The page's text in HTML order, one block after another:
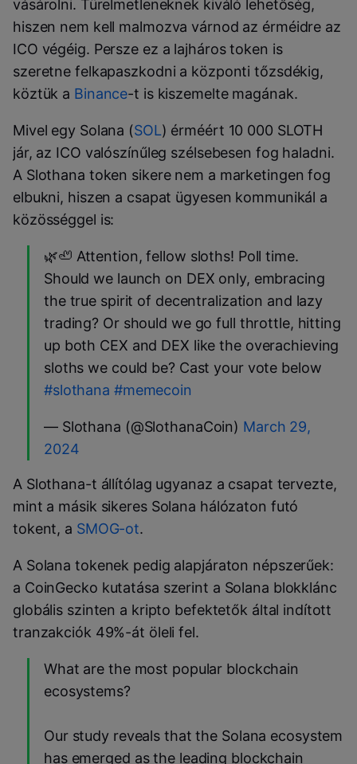
vásárolni. Türelmetleneknek kiváló lehetőség,
hiszen nem kell malmozva várnod az érméidre az
ICO végéig. Persze ez a lajháros token is
szeretne felkapaszkodni a központi tőzsdékig,
köztük a Binance-t is kiszemelte magának.
Mivel egy Solana (SOL) érméért 10 000 SLOTH
jár, az ICO valószínűleg szélsebesen fog haladni.
A Slothana token sikere nem a marketingen fog
elbukni, hiszen a csapat ügyesen kommunikál a
közösséggel is:
🌿🦥 Attention, fellow sloths! Poll time.
Should we launch on DEX only, embracing
the true spirit of decentralization and lazy
trading? Or should we go full throttle, hitting
up both CEX and DEX like the overachieving
sloths we could be? Cast your vote below
#slothana #memecoin
— Slothana (@SlothanaCoin) March 29,
2024
A Slothana-t állítólag ugyanaz a csapat tervezte,
mint a másik sikeres Solana hálózaton futó
tokent, a SMOG-ot.
A Solana tokenek pedig alapjáraton népszerűek:
a CoinGecko kutatása szerint a Solana blokklánc
globális szinten a kripto befektetők által indított
tranzakciók 49%-át öleli fel.
What are the most popular blockchain
ecosystems?
Our study reveals that the Solana ecosystem
has emerged as the leading blockchain